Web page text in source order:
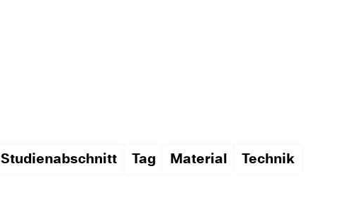
Studienabschnitt Tag Material Technik